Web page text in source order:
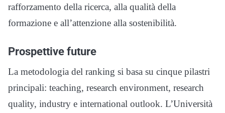
rafforzamento della ricerca, alla qualità della
formazione e all’attenzione alla sostenibilità.
Prospettive future
La metodologia del ranking si basa su cinque pilastri
principali: teaching, research environment, research
quality, industry e international outlook. L’Università